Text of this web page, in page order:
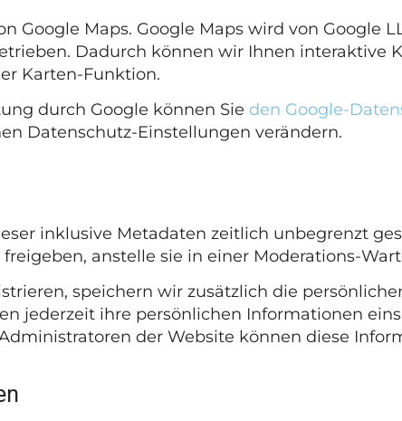
Google Maps. Google Maps wird von Google
Dadurch können wir Ihnen
Karten-Funktion.
durch Google können Sie den Google-
Datenschutz-Einstellungen verändern.
inklusive Metadaten zeitlich unbegrenzt
anstelle sie in einer Moderations-
speichern wir zusätzlich die
jederzeit ihre persönlichen Informationen
der Website können diese